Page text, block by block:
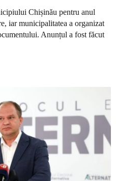
Chișinău pentru anul
iar municipalitatea a organizat
Anunțul a fost făcut